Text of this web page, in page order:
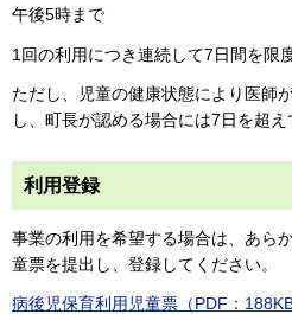
午後5時まで
1回の利用につき連続して7日間を限
ただし、児童の健康状態により医師
し、町長が認める場合には7日を超え
利用登録
事業の利用を希望する場合は、あら
童票を提出し、登録してください。
病後児保育利用児童票（PDF：188KB